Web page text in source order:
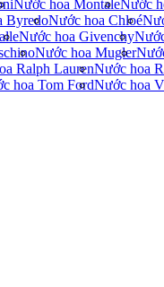
Nước hoa MontaleNước
ByredoNước hoa Chloé
Nước hoa Givenchy
Nước hoa Mugler
Ralph LaurenNước hoa
hoa Tom FordNước hoa